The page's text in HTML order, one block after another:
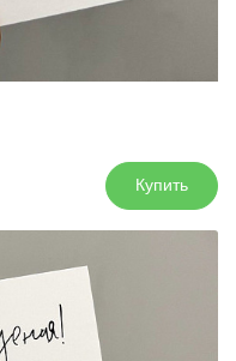
Купить